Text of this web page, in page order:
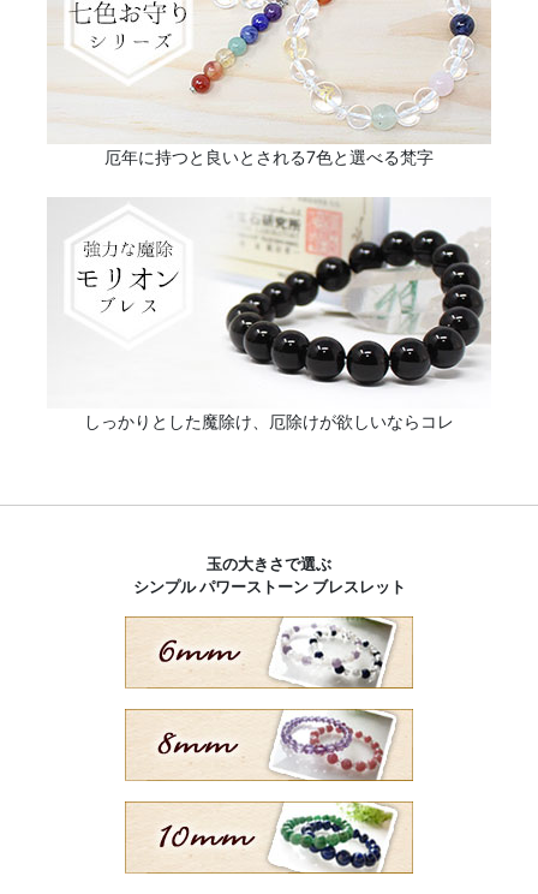
厄年に持つと良いとされる7色と選べる梵字
しっかりとした魔除け、厄除けが欲しいならコレ
玉の大きさで選ぶ
シンプル パワーストーン ブレスレット